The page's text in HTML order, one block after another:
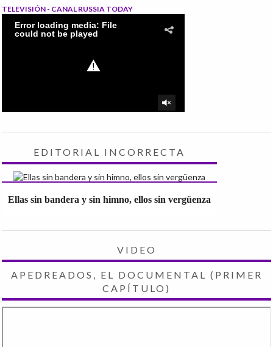
TELEVISIÓN - CANAL RUSSIA TODAY
EDITORIAL INCORRECTA
Ellas sin bandera y sin himno, ellos sin vergüenza
VIDEO
APEDREADOS, EL DOCUMENTAL (PRIMER
CAPÍTULO)